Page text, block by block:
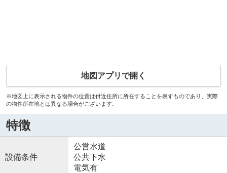
地図アプリで開く
※地図上に表示される物件の位置は付近住所に所在することを表すものであり、実際
の物件所在地とは異なる場合がございます。
特徴
設備条件
公営水道
公共下水
電気有